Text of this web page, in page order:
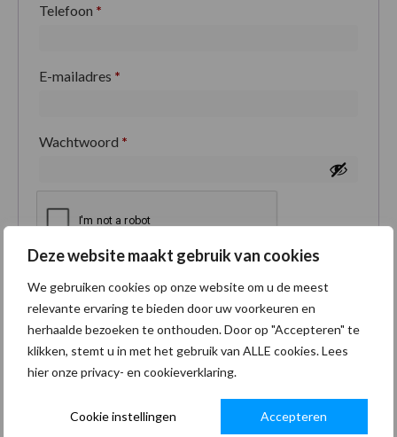
Deze website maakt gebruik van cookies
We gebruiken cookies op onze website om u de meest
relevante ervaring te bieden door uw voorkeuren en
herhaalde bezoeken te onthouden. Door op "Accepteren" te
klikken, stemt u in met het gebruik van ALLE cookies. Lees
hier onze privacy- en cookieverklaring.
Cookie instellingen Accepteren
Telefoon *
E-mailadres *
Wachtwoord *
Je persoonlijke gegevens worden gebruikt om je
ervaring op deze site te ondersteunen, om toegang
tot je account te beheren en voor andere doeleinden
zoals omschreven in onzeprivacybeleid.